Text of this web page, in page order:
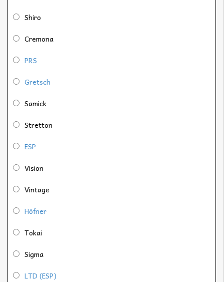
Shiro
Cremona
PRS
Gretsch
Samick
Stretton
ESP
Vision
Vintage
Höfner
Tokai
Sigma
LTD (ESP)